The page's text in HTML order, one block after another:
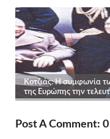
Post A Comment: 0